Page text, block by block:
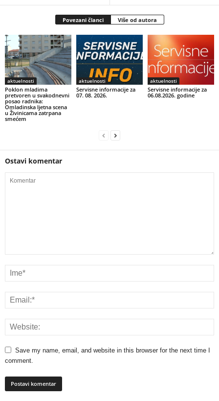
Povezani članci Više od autora
aktuelnosti
Poklon mladima
pretvoren u svakodnevni
posao radnika:
Omladinska ljetna scena
u Živinicama zatrpana
smećem
aktuelnosti
Servisne informacije za
07. 08. 2026.
aktuelnosti
Servisne informacije za
06.08.2026. godine
Ostavi komentar
Save my name, email, and website in this browser for the next time I
comment.